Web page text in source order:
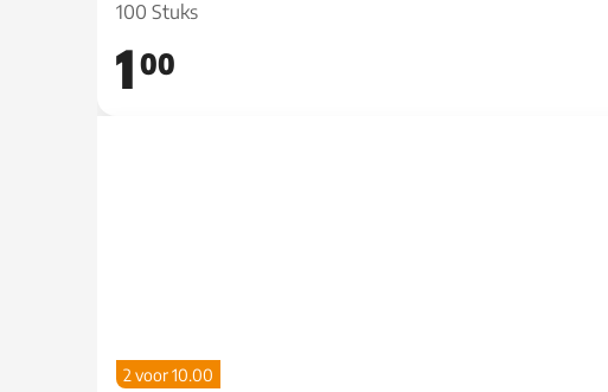
100 Stuks
1 00
2 voor 10.00